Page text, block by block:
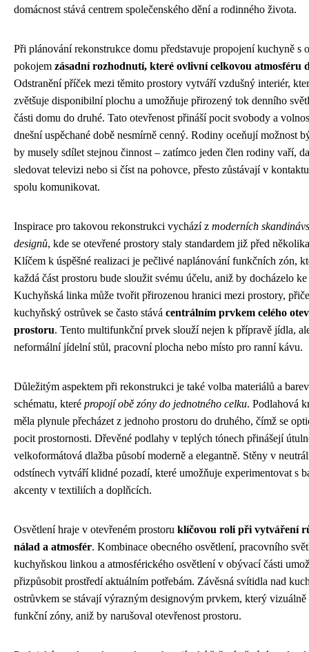
domácnost stává centrem společenského dění a rodinného života.
Při plánování rekonstrukce domu představuje propojení kuchyně s
pokojem zásadní rozhodnutí, které ovlivní celkovou atmosféru
Odstranění příček mezi těmito prostory vytváří vzdušný interiér,
zvětšuje disponibilní plochu a umožňuje přirozený tok denního
části domu do druhé. Tato otevřenost přináší pocit svobody a
dnešní uspěchané době nesmírně cenný. Rodiny oceňují možnost
by musely sdílet stejnou činnost – zatímco jeden člen rodiny vaří,
sledovat televizi nebo si číst na pohovce, přesto zůstávají v
spolu komunikovat.
Inspirace pro takovou rekonstrukci vychází z moderních
designů, kde se otevřené prostory staly standardem již před
Klíčem k úspěšné realizaci je pečlivé naplánování funkčních zón,
každá část prostoru bude sloužit svému účelu, aniž by docházelo
Kuchyňská linka může tvořit přirozenou hranici mezi prostory,
kuchyňský ostrůvek se často stává centrálním prvkem celého
prostoru. Tento multifunkční prvek slouží nejen k přípravě jídla,
neformální jídelní stůl, pracovní plocha nebo místo pro ranní kávu.
Důležitým aspektem při rekonstrukci je také volba materiálů a
schématu, které propojí obě zóny do jednotného celku. Podlahová
měla plynule přecházet z jednoho prostoru do druhého, čímž se
pocit prostornosti. Dřevěné podlahy v teplých tónech přinášejí
velkoformátová dlažba působí moderně a elegantně. Stěny v
odstínech vytváří klidné pozadí, které umožňuje experimentovat s
akcenty v textiliích a doplňcích.
Osvětlení hraje v otevřeném prostoru klíčovou roli při vytváření
nálad a atmosfér. Kombinace obecného osvětlení, pracovního
kuchyňskou linkou a atmosférického osvětlení v obývací části
přizpůsobit prostředí aktuálním potřebám. Závěsná svítidla nad
ostrůvkem se stávají výrazným designovým prvkem, který vizuálně
funkční zóny, aniž by narušoval otevřenost prostoru.